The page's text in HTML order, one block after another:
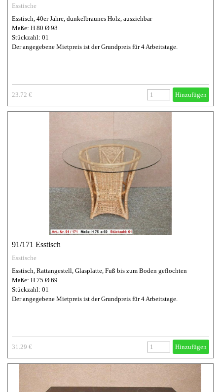
Esstische
Esstisch, 40er Jahre, dunkelbraunes Holz, ausziehbar
Maße: H 80 Ø 98
Stückzahl: 01
Der angegebene Mietpreis ist der Grundpreis für 4 Arbeitstage.
23.72 € Hinzufügen
91/171 Esstisch
Esstische
Esstisch, Rattangestell, Glasplatte, Fuß bis zum Boden geflochten
Maße: H 75 Ø 69
Stückzahl: 01
Der angegebene Mietpreis ist der Grundpreis für 4 Arbeitstage.
31.29 € Hinzufügen